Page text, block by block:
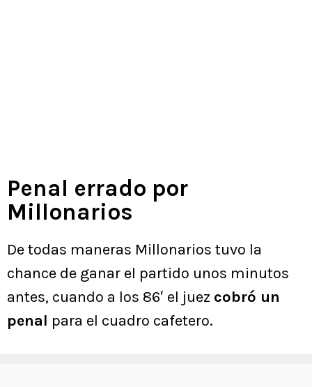
Penal errado por
Millonarios
De todas maneras Millonarios tuvo la
chance de ganar el partido unos minutos
antes, cuando a los 86′ el juez cobró un
penal para el cuadro cafetero.